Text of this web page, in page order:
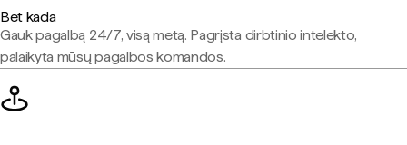
Bet kada
Gauk pagalbą 24/7, visą metą. Pagrįsta dirbtinio intelekto,
palaikyta mūsų pagalbos komandos.